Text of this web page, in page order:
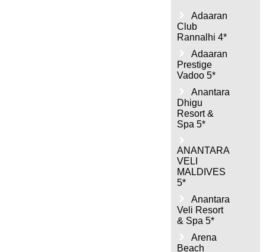
Adaaran
Club
Rannalhi 4*
Adaaran
Prestige
Vadoo 5*
Anantara
Dhigu
Resort &
Spa 5*
ANANTARA
VELI
MALDIVES
5*
Anantara
Veli Resort
& Spa 5*
Arena
Beach